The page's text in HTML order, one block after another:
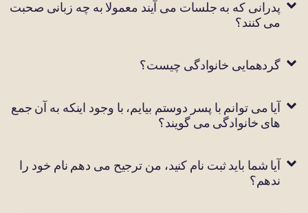
پدرانی که به جلسات می آیند معمولا به چه زبانی صحبت
می کنند؟
گردهمایی خانوادگی چیست؟
آیا می توانم با پسر دوستم بیایم، با وجود اینکه به آن جمع
های خانوادگی می گویند؟
آیا شما باید ثبت نام کنید، من ترجیح می دهم نام خود را
ندهم؟